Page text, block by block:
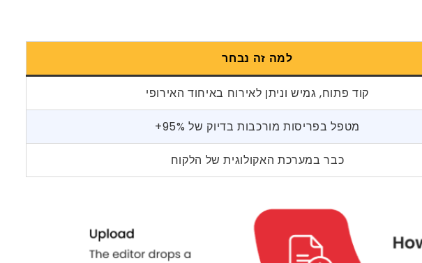
למה זה נבחר
קוד פתוח, גמיש וניתן לאירוח באיחוד האירופי
מטפל בפריסות מורכבות בדיוק של 95%+
כבר במערכת האקולוגית של הלקוח